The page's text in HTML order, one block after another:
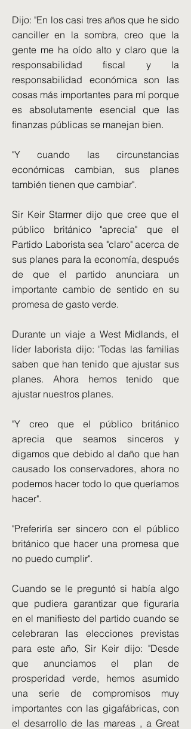
Dijo: "En los casi tres años que he sido
canciller en la sombra, creo que la
gente me ha oído alto y claro que la
responsabilidad fiscal y la
responsabilidad económica son las
cosas más importantes para mí porque
es absolutamente esencial que las
finanzas públicas se manejan bien.
"Y cuando las circunstancias
económicas cambian, sus planes
también tienen que cambiar".
Sir Keir Starmer dijo que cree que el
público británico "aprecia" que el
Partido Laborista sea "claro" acerca de
sus planes para la economía, después
de que el partido anunciara un
importante cambio de sentido en su
promesa de gasto verde.
Durante un viaje a West Midlands, el
líder laborista dijo: 'Todas las familias
saben que han tenido que ajustar sus
planes. Ahora hemos tenido que
ajustar nuestros planes.
"Y creo que el público británico
aprecia que seamos sinceros y
digamos que debido al daño que han
causado los conservadores, ahora no
podemos hacer todo lo que queríamos
hacer".
"Preferiría ser sincero con el público
británico que hacer una promesa que
no puedo cumplir".
Cuando se le preguntó si había algo
que pudiera garantizar que figuraría
en el manifiesto del partido cuando se
celebraran las elecciones previstas
para este año, Sir Keir dijo: "Desde
que anunciamos el plan de
prosperidad verde, hemos asumido
una serie de compromisos muy
importantes con las gigafábricas, con
el desarrollo de las mareas , a Great